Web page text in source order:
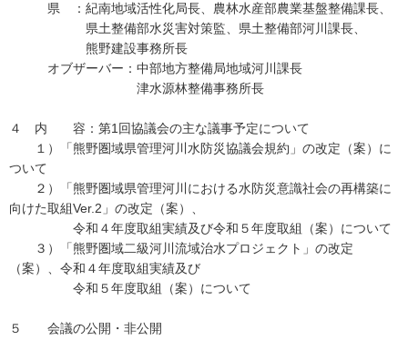
県 ：紀南地域活性化局長、農林水産部農業基盤整備課長、
県土整備部水災害対策監、県土整備部河川課長、
熊野建設事務所長
オブザーバー：中部地方整備局地域河川課長
津水源林整備事務所長
４ 内 容：第1回協議会の主な議事予定について
１）「熊野圏域県管理河川水防災協議会規約」の改定（案）に
ついて
２）「熊野圏域県管理河川における水防災意識社会の再構築に
向けた取組Ver.2」の改定（案）、
令和４年度取組実績及び令和５年度取組（案）について
３）「熊野圏域二級河川流域治水プロジェクト」の改定
（案）、令和４年度取組実績及び
令和５年度取組（案）について
５ 会議の公開・非公開